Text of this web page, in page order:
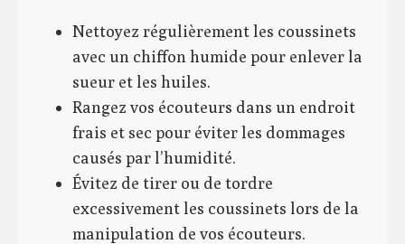
Nettoyez régulièrement les coussinets
avec un chiffon humide pour enlever la
sueur et les huiles.
Rangez vos écouteurs dans un endroit
frais et sec pour éviter les dommages
causés par l’humidité.
Évitez de tirer ou de tordre
excessivement les coussinets lors de la
manipulation de vos écouteurs.